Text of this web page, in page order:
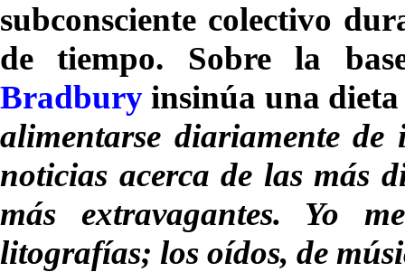
subconsciente colectivo
de tiempo. Sobre la
Bradbury insinúa una
alimentarse diariamente de
noticias acerca de las más
más extravagantes. Yo
litografías; los oídos, de